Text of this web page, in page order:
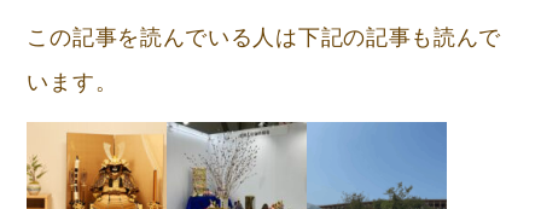
この記事を読んでいる人は下記の記事も読んで
います。